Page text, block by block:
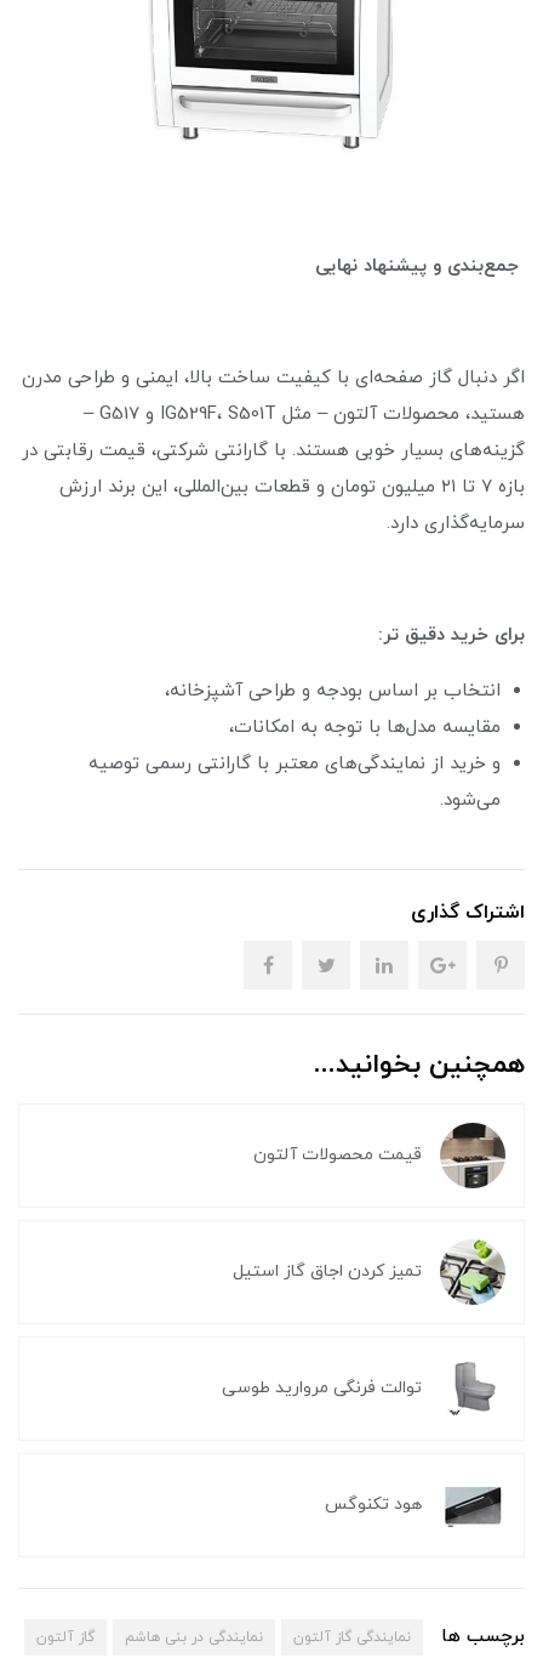
جمع‌بندی و پیشنهاد نهایی
اگر دنبال گاز صفحه‌ای با کیفیت ساخت بالا، ایمنی و طراحی مدرن
هستید، محصولات آلتون – مثل IG529F، S501T و G517 –
گزینه‌های بسیار خوبی هستند. با گارانتی شرکتی، قیمت رقابتی در
بازه ۷ تا ۲۱ میلیون تومان و قطعات بین‌المللی، این برند ارزش
سرمایه‌گذاری دارد.
برای خرید دقیق تر:
انتخاب بر اساس بودجه و طراحی آشپزخانه،
مقایسه مدل‌ها با توجه به امکانات،
و خرید از نمایندگی‌های معتبر با گارانتی رسمی توصیه
می‌شود.
اشتراک گذاری
همچنین بخوانید...
قیمت محصولات آلتون
تمیز کردن اجاق گاز استیل
توالت فرنگی مروارید طوسی
هود تکنوگس
برچسب ها نمایندگی گاز آلتون نمایندگی در بنی هاشم گاز آلتون